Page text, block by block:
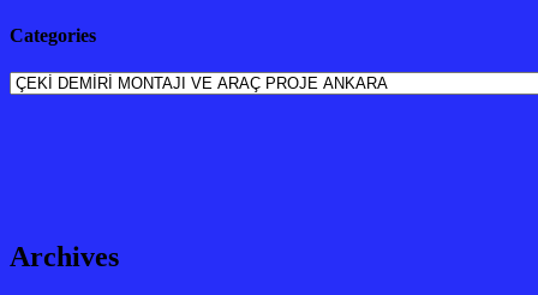
Categories
Categories
Archives